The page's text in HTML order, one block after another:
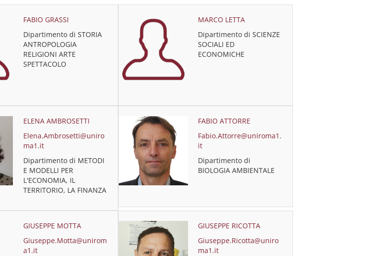
FABIO GRASSI
Dipartimento di STORIA
ANTROPOLOGIA
RELIGIONI ARTE
SPETTACOLO
MARCO LETTA
Dipartimento di SCIENZE
SOCIALI ED
ECONOMICHE
ELENA AMBROSETTI
Elena.Ambrosetti@uniro
ma1.it
Dipartimento di METODI
E MODELLI PER
L'ECONOMIA, IL
TERRITORIO, LA FINANZA
FABIO ATTORRE
Fabio.Attorre@uniroma1.
it
Dipartimento di
BIOLOGIA AMBIENTALE
GIUSEPPE MOTTA
Giuseppe.Motta@unirom
a1.it
GIUSEPPE RICOTTA
Giuseppe.Ricotta@uniro
ma1.it